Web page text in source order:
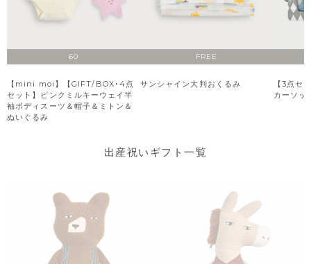
60
【mini moi】【GIFT/BOX･4点
セット】ピンクミルキーウェイ半
袖ボディスーツ＆帽子＆ミトン＆
ぬいぐるみ
FREE
サンシャイン大判おくるみ
【3点セ
カーソッ
出産祝いギフト一覧